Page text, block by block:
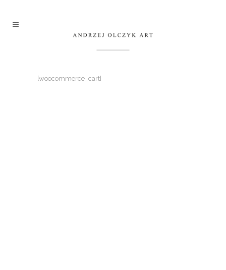
[woocommerce_cart]